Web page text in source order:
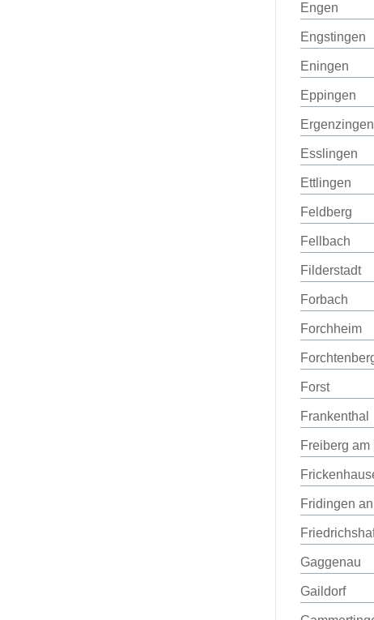
Engen
Engstingen
Eningen
Eppingen
Ergenzingen
Esslingen
Ettlingen
Feldberg
Fellbach
Filderstadt
Forbach
Forchheim
Forst
Frankenthal
Freiberg am
Fridingen
Gaggenau
Gaildorf